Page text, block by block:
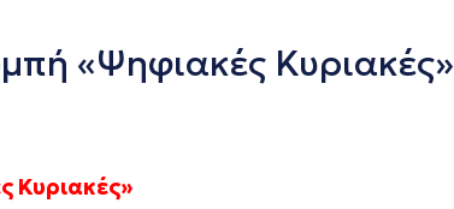
«Ψηφιακές Κυριακές» |
Κυριακές»